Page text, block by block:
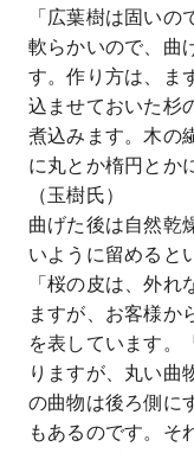
「広葉樹は固いの
軟らかいので、曲
す。作り方は、ま
込ませておいた杉
煮込みます。木の
に丸とか楕円とか
（玉樹氏）
曲げた後は自然乾
いように留めると
「桜の皮は、外れ
ますが、お客様か
を表しています。
りますが、丸い曲
の曲物は後ろ側に
もあるのです。そ